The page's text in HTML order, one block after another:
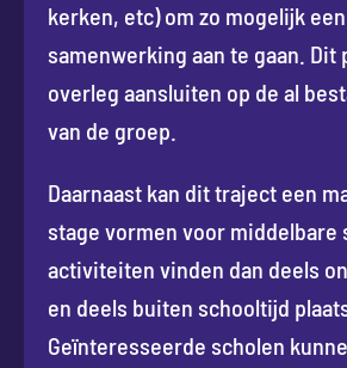
kerken, etc) om zo mogelijk een
samenwerking aan te gaan. Dit
overleg aansluiten op de al
van de groep.
Daarnaast kan dit traject een
stage vormen voor middelbare
activiteiten vinden dan deels
en deels buiten schooltijd
Geïnteresseerde scholen